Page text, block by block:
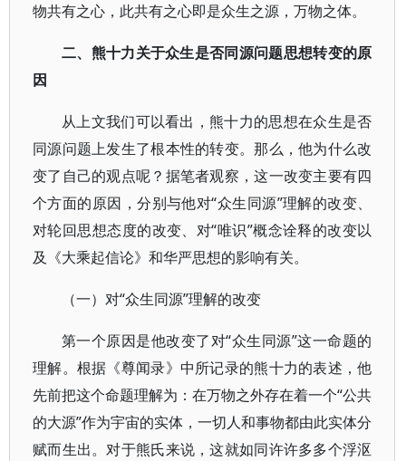
物共有之心，此共有之心即是众生之源，万物之体。
二、熊十力关于众生是否同源问题思想转变的原
因
从上文我们可以看出，熊十力的思想在众生是否
同源问题上发生了根本性的转变。那么，他为什么改
变了自己的观点呢？据笔者观察，这一改变主要有四
个方面的原因，分别与他对“众生同源”理解的改变、
对轮回思想态度的改变、对“唯识”概念诠释的改变以
及《大乘起信论》和华严思想的影响有关。
（一）对“众生同源”理解的改变
第一个原因是他改变了对“众生同源”这一命题的
理解。根据《尊闻录》中所记录的熊十力的表述，他
先前把这个命题理解为：在万物之外存在着一个“公共
的大源”作为宇宙的实体，一切人和事物都由此实体分
赋而生出。对于熊氏来说，这就如同许许多多个浮沤